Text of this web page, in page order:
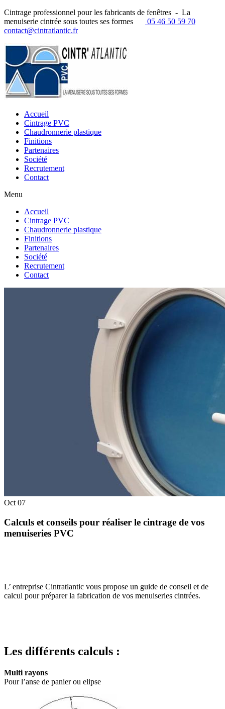
Cintrage professionnel pour les fabricants de fenêtres - La
menuiserie cintrée sous toutes ses formes
05 46 50 59 70
contact@cintratlantic.fr
Accueil
Cintrage PVC
Chaudronnerie plastique
Finitions
Partenaires
Société
Recrutement
Contact
Menu
Accueil
Cintrage PVC
Chaudronnerie plastique
Finitions
Partenaires
Société
Recrutement
Contact
Oct 07
Calculs et conseils pour réaliser le cintrage de vos
menuiseries PVC
L’ entreprise Cintratlantic vous propose un guide de conseil et de
calcul pour préparer la fabrication de vos menuiseries cintrées.
Les différents calculs :
Multi rayons
Pour l’anse de panier ou elipse